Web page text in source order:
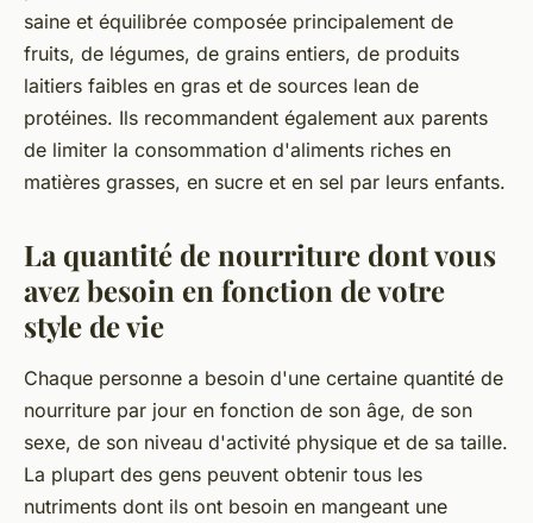
saine et équilibrée composée principalement de
fruits, de légumes, de grains entiers, de produits
laitiers faibles en gras et de sources lean de
protéines. Ils recommandent également aux parents
de limiter la consommation d'aliments riches en
matières grasses, en sucre et en sel par leurs enfants.
La quantité de nourriture dont vous
avez besoin en fonction de votre
style de vie
Chaque personne a besoin d'une certaine quantité de
nourriture par jour en fonction de son âge, de son
sexe, de son niveau d'activité physique et de sa taille.
La plupart des gens peuvent obtenir tous les
nutriments dont ils ont besoin en mangeant une